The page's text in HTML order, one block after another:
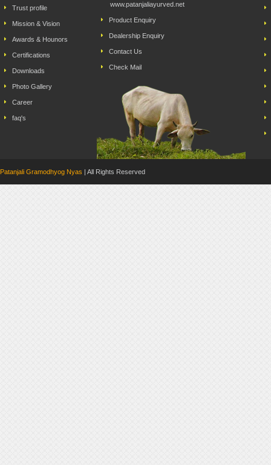
Trust profile
Mission & Vision
Awards & Hounors
Certifications
Downloads
Photo Gallery
Career
faq's
www.patanjaliayurved.net
Product Enquiry
Dealership Enquiry
Contact Us
Check Mail
Patanjali Gramodhyog Nyas | All Rights Reserved